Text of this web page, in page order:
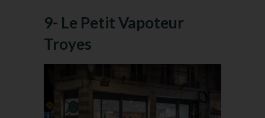
9- Le Petit Vapoteur
Troyes